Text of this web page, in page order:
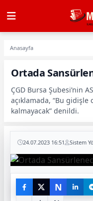
Anasayfa
Ortada
ÇGD Bursa Şubesi’nin
açıklamada, “Bu gidişle
kalmayacak” denildi.
24.07.2023 16:51 Sistem
N